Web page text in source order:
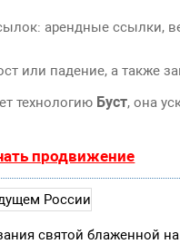
арендные ссылки,
или падение, а также
технологию Буст, она
продвижение
святой блаженной